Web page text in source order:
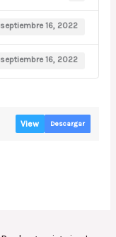
septiembre 16, 2022
septiembre 16, 2022
View Descargar